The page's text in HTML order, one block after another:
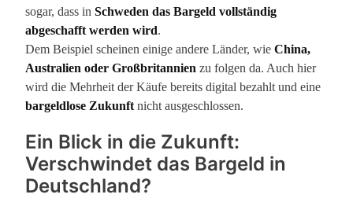
sogar, dass in Schweden das Bargeld vollständig
abgeschafft werden wird.
Dem Beispiel scheinen einige andere Länder, wie China,
Australien oder Großbritannien zu folgen da. Auch hier
wird die Mehrheit der Käufe bereits digital bezahlt und eine
bargeldlose Zukunft nicht ausgeschlossen.
Ein Blick in die Zukunft:
Verschwindet das Bargeld in
Deutschland?